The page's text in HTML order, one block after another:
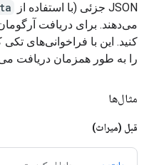
JSON جزئی (با استفاده از
می‌دهند. برای دریافت
کنید. این با فراخوانی‌های
را به طور همزمان دریافت
مثال‌ها
قبل (میراث)